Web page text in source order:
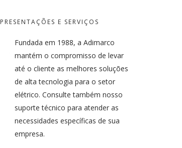
E SERVIÇOS
Fundada em 1988, a Adimarco
mantém o compromisso de levar
até o cliente as melhores soluções
de alta tecnologia para o setor
elétrico. Consulte também nosso
suporte técnico para atender as
necessidades específicas de sua
empresa.